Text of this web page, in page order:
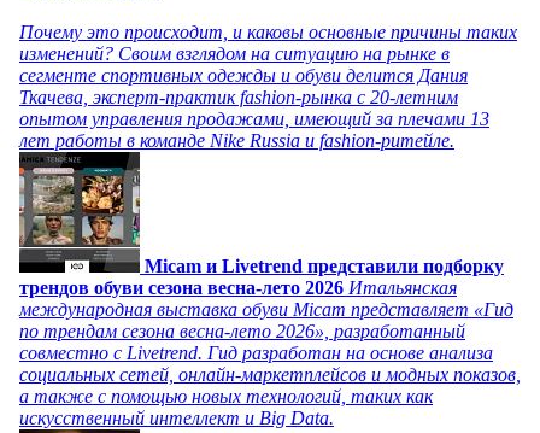
Почему это происходит, и каковы основные причины таких
изменений? Своим взглядом на ситуацию на рынке в
сегменте спортивных одежды и обуви делится Дания
Ткачева, эксперт-практик fashion-рынка с 20-летним
опытом управления продажами, имеющий за плечами 13
лет работы в команде Nike Russia и fashion-ритейле.
Micam и Livetrend представили подборку
трендов обуви сезона весна-лето 2026 Итальянская
международная выставка обуви Micam представляет «Гид
по трендам сезона весна-лето 2026», разработанный
совместно с Livetrend. Гид разработан на основе анализа
социальных сетей, онлайн-маркетплейсов и модных показов,
а также с помощью новых технологий, таких как
искусственный интеллект и Big Data.